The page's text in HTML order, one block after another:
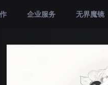
企业服务 无界魔镜